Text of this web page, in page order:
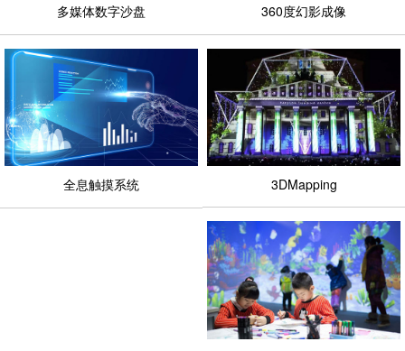
多媒体数字沙盘 360度幻影成像
全息触摸系统 3DMapping